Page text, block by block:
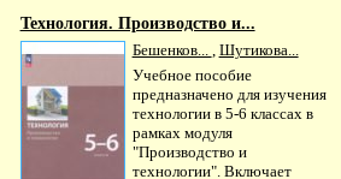
Технология. Производство и...
Бешенков...
Шутикова...
Учебное пособие
предназначено для изучения
технологии в 5-6 классах в
рамках модуля
"Производство и
технологии". Включает